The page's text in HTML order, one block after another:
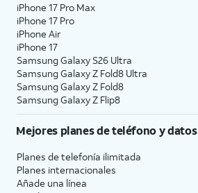
iPhone 17 Pro Max
iPhone 17 Pro
iPhone Air
iPhone 17
Samsung Galaxy S26 Ultra
Samsung Galaxy Z Fold8 Ultra
Samsung Galaxy Z Fold8
Samsung Galaxy Z Flip8
Mejores planes de teléfono y datos
Planes de telefonía ilimitada
Planes internacionales
Añade una línea